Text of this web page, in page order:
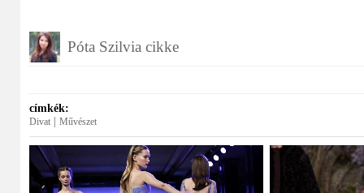
Póta Szilvia cikke
címkék:
Divat Művészet